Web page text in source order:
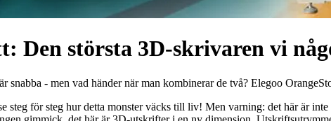
Den största 3D-skrivaren vi
snabba - men vad händer när man kombinerar de två? Elegoo
steg för steg hur detta monster väcks till liv! Men varning: det här är